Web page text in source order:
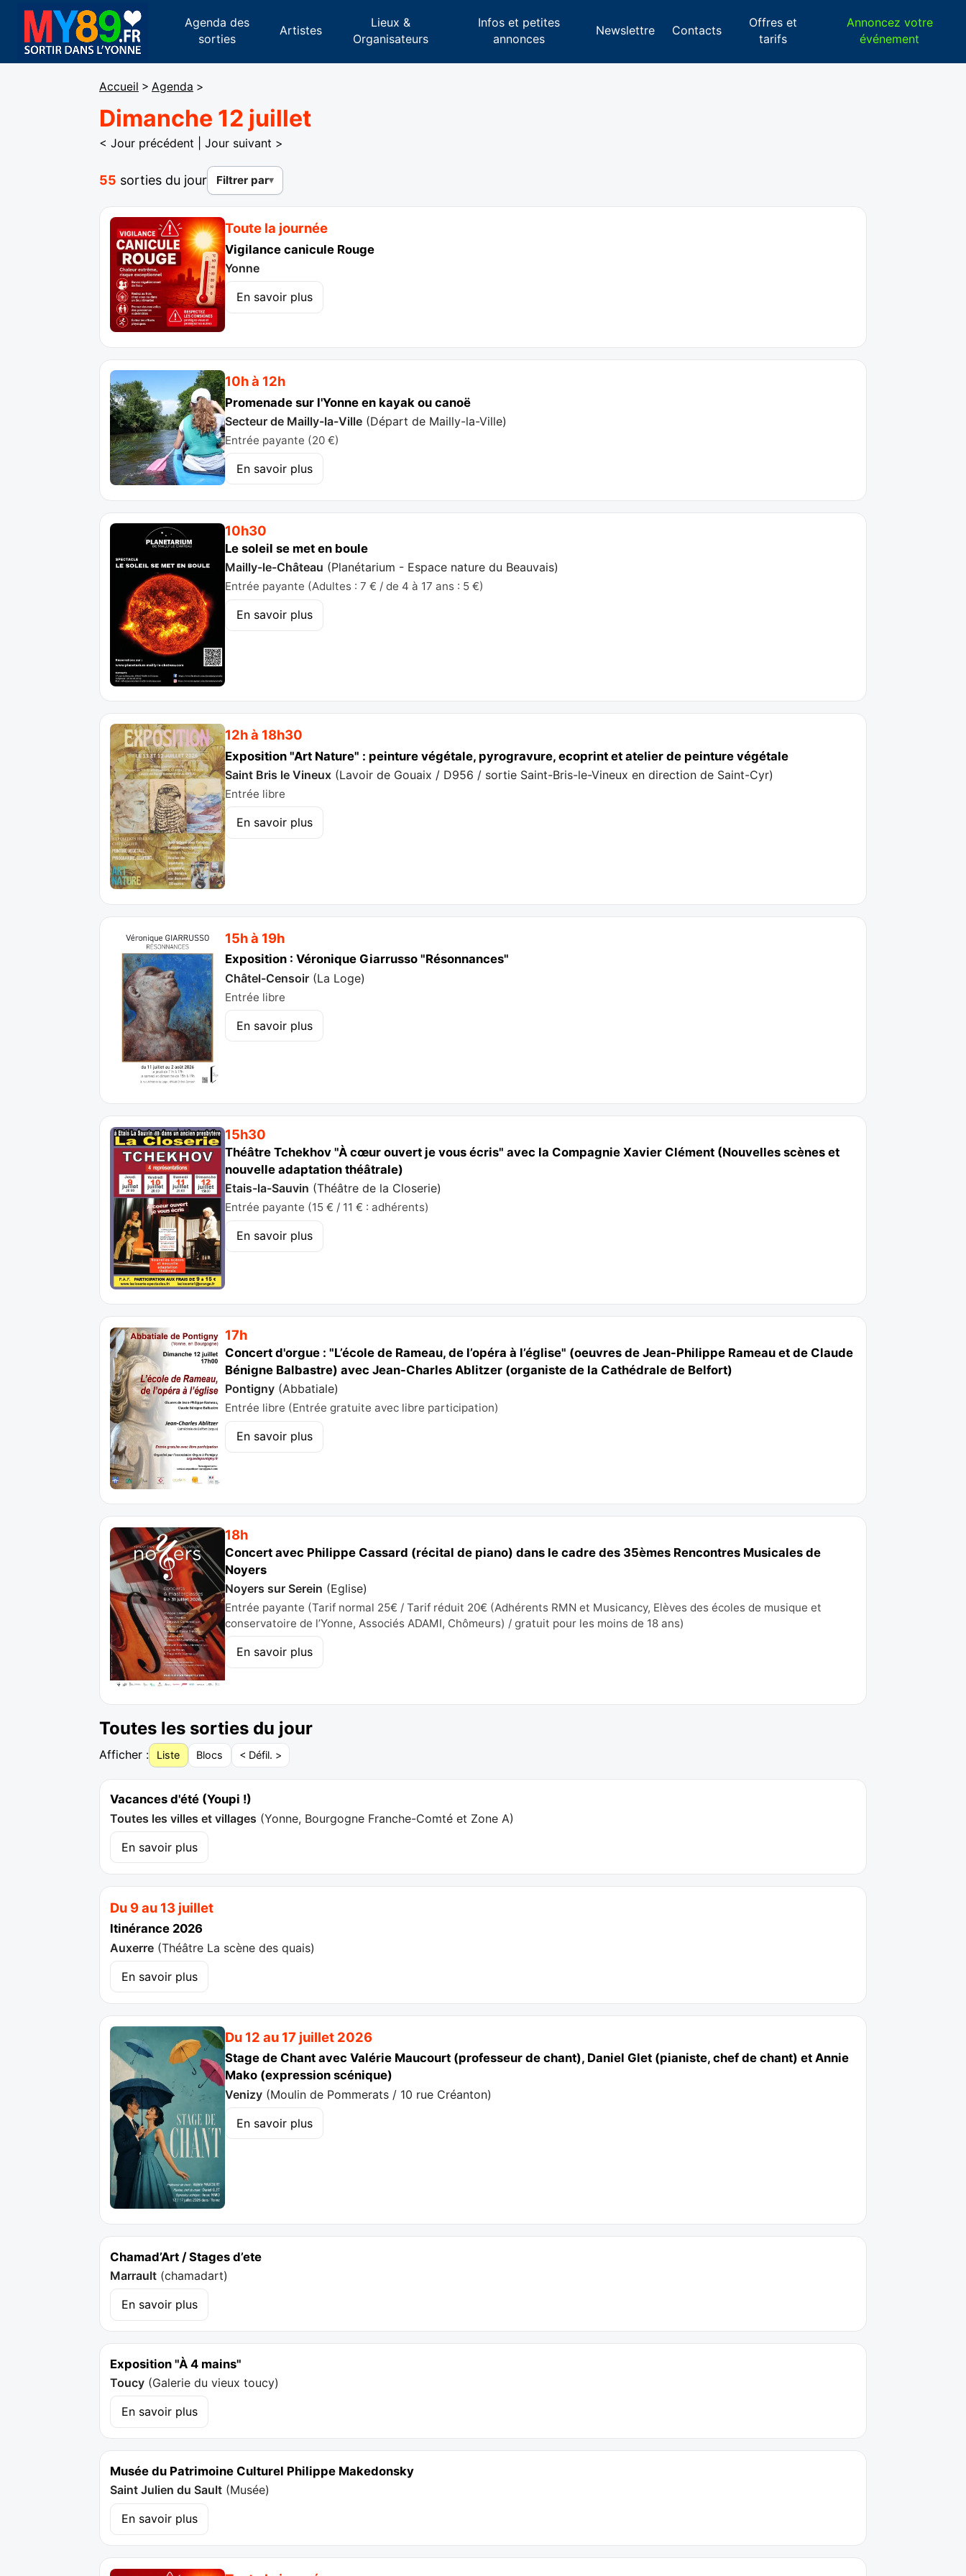
Agenda des
sorties
Artistes
Lieux &
Organisateurs
Infos et petites
annonces
Newslettre Contacts
Offres et
tarifs
Annoncez votre
événement
Accueil > Agenda >
Dimanche 12 juillet
< Jour précédent Jour suivant >
55 sorties du jour Filtrer par
Toute la journée
Vigilance canicule Rouge
Yonne
En savoir plus
10h à 12h
Promenade sur l'Yonne en kayak ou canoë
Secteur de Mailly-la-Ville (Départ de Mailly-la-Ville)
Entrée payante (20 €)
En savoir plus
10h30
Le soleil se met en boule
Mailly-le-Château (Planétarium - Espace nature du Beauvais)
Entrée payante (Adultes : 7 € / de 4 à 17 ans : 5 €)
En savoir plus
12h à 18h30
Exposition "Art Nature" : peinture végétale, pyrogravure, ecoprint et atelier de peinture végétale
Saint Bris le Vineux (Lavoir de Gouaix / D956 / sortie Saint-Bris-le-Vineux en direction de Saint-Cyr)
Entrée libre
En savoir plus
15h à 19h
Exposition : Véronique Giarrusso "Résonnances"
Châtel-Censoir (La Loge)
Entrée libre
En savoir plus
15h30
Théâtre Tchekhov "À cœur ouvert je vous écris" avec la Compagnie Xavier Clément (Nouvelles scènes et
nouvelle adaptation théâtrale)
Etais-la-Sauvin (Théâtre de la Closerie)
Entrée payante (15 € / 11 € : adhérents)
En savoir plus
17h
Concert d'orgue : "L’école de Rameau, de l’opéra à l’église" (oeuvres de Jean-Philippe Rameau et de Claude
Bénigne Balbastre) avec Jean-Charles Ablitzer (organiste de la Cathédrale de Belfort)
Pontigny (Abbatiale)
Entrée libre (Entrée gratuite avec libre participation)
En savoir plus
18h
Concert avec Philippe Cassard (récital de piano) dans le cadre des 35èmes Rencontres Musicales de
Noyers
Noyers sur Serein (Eglise)
Entrée payante (Tarif normal 25€ / Tarif réduit 20€ (Adhérents RMN et Musicancy, Elèves des écoles de musique et
conservatoire de l’Yonne, Associés ADAMI, Chômeurs) / gratuit pour les moins de 18 ans)
En savoir plus
Toutes les sorties du jour
Afficher : Liste Blocs < Défil. >
Vacances d'été (Youpi !)
Toutes les villes et villages (Yonne, Bourgogne Franche-Comté et Zone A)
En savoir plus
Du 9 au 13 juillet
Itinérance 2026
Auxerre (Théâtre La scène des quais)
En savoir plus
Du 12 au 17 juillet 2026
Stage de Chant avec Valérie Maucourt (professeur de chant), Daniel Glet (pianiste, chef de chant) et Annie
Mako (expression scénique)
Venizy (Moulin de Pommerats / 10 rue Créanton)
En savoir plus
Chamad’Art / Stages d’ete
Marrault (chamadart)
En savoir plus
Exposition "À 4 mains"
Toucy (Galerie du vieux toucy)
En savoir plus
Musée du Patrimoine Culturel Philippe Makedonsky
Saint Julien du Sault (Musée)
En savoir plus